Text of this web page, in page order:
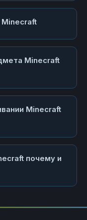
Minecraft
Minecraft
Minecraft
почему и